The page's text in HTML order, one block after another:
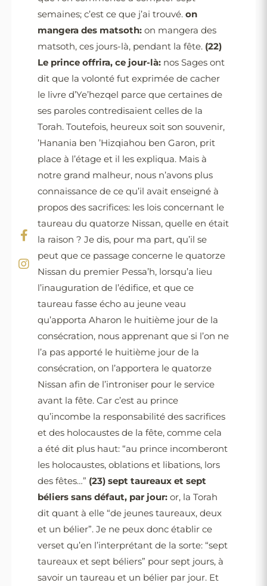
semaines; c’est ce que j’ai trouvé.on
mangera des matsoth:on mangera des
matsoth, ces jours-là, pendant la fête. (22)
Le prince offrira, ce jour-là: nos Sages ont
dit que la volonté fut exprimée de cacher
le livre d’Ye’hezqel parce que certaines de
ses paroles contredisaient celles de la
Torah. Toutefois, heureux soit son souvenir,
’Hanania ben ’Hizqiahou ben Garon, prit
place à l’étage et il les expliqua. Mais à
notre grand malheur, nous n’avons plus
connaissance de ce qu’il avait enseigné à
propos des sacrifices: les lois concernant le
taureau du quatorze Nissan, quelle en était
la raison ? Je dis, pour ma part, qu’il se
peut que ce passage concerne le quatorze
Nissan du premier Pessa’h, lorsqu’a lieu
l’inauguration de l’édifice, et que ce
taureau fasse écho au jeune veau
qu’apporta Aharon le huitième jour de la
consécration, nous apprenant que si l’on ne
l’a pas apporté le huitième jour de la
consécration, on l’apportera le quatorze
Nissan afin de l’introniser pour le service
avant la fête. Car c’est au prince
qu’incombe la responsabilité des sacrifices
et des holocaustes de la fête, comme cela
a été dit plus haut: “au prince incomberont
les holocaustes, oblations et libations, lors
des fêtes…” (23)sept taureaux et sept
béliers sans défaut, par jour:or, la Torah
dit quant à elle “de jeunes taureaux, deux
et un bélier”. Je ne peux donc établir ce
verset qu’en l’interprétant de la sorte: “sept
taureaux et sept béliers” pour sept jours, à
savoir un taureau et un bélier par jour. Et